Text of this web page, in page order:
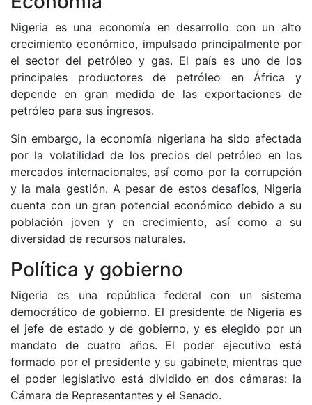
Nigeria es una economía en desarrollo con un alto
crecimiento económico, impulsado principalmente por
el sector del petróleo y gas. El país es uno de los
principales productores de petróleo en África y
depende en gran medida de las exportaciones de
petróleo para sus ingresos.
Sin embargo, la economía nigeriana ha sido afectada
por la volatilidad de los precios del petróleo en los
mercados internacionales, así como por la corrupción
y la mala gestión. A pesar de estos desafíos, Nigeria
cuenta con un gran potencial económico debido a su
población joven y en crecimiento, así como a su
diversidad de recursos naturales.
Política y gobierno
Nigeria es una república federal con un sistema
democrático de gobierno. El presidente de Nigeria es
el jefe de estado y de gobierno, y es elegido por un
mandato de cuatro años. El poder ejecutivo está
formado por el presidente y su gabinete, mientras que
el poder legislativo está dividido en dos cámaras: la
Cámara de Representantes y el Senado.